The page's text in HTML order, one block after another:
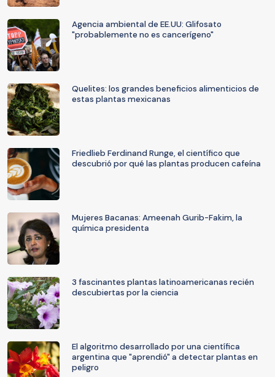
Agencia ambiental de EE.UU: Glifosato
"probablemente no es cancerígeno"
Quelites: los grandes beneficios alimenticios de
estas plantas mexicanas
Friedlieb Ferdinand Runge, el científico que
descubrió por qué las plantas producen cafeína
Mujeres Bacanas: Ameenah Gurib-Fakim, la
química presidenta
3 fascinantes plantas latinoamericanas recién
descubiertas por la ciencia
El algoritmo desarrollado por una científica
argentina que "aprendió" a detectar plantas en
peligro